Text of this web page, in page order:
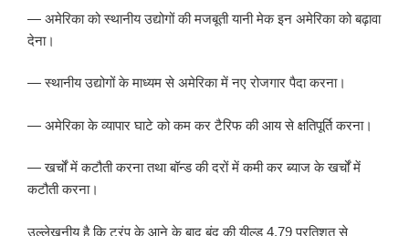
— अमेरिका को स्थानीय उद्योगों की मजबूती यानी मेक इन अमेरिका को बढ़ावा
देना।
— स्थानीय उद्योगों के माध्यम से अमेरिका में नए रोजगार पैदा करना।
— अमेरिका के व्यापार घाटे को कम कर टैरिफ की आय से क्षतिपूर्ति करना।
— खर्चों में कटौती करना तथा बॉन्ड की दरों में कमी कर ब्याज के खर्चों में
कटौती करना।
उल्लेखनीय है कि ट्रंप के आने के बाद बंद की यील्ड 4.79 प्रतिशत से